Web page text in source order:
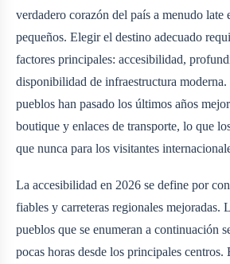
verdadero corazón del país a menudo late
pequeños. Elegir el destino adecuado
factores principales: accesibilidad,
disponibilidad de infraestructura moderna.
pueblos han pasado los últimos años
boutique y enlaces de transporte, lo que
que nunca para los visitantes
La accesibilidad en 2026 se define por
fiables y carreteras regionales mejoradas.
pueblos que se enumeran a continuación
pocas horas desde los principales